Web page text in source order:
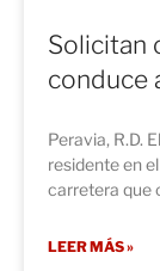
Solicitan
conduce
Peravia, R.D.
residente en
carretera que
LEER MÁS »